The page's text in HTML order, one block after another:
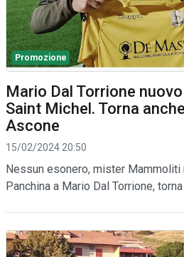
Promozione
Mario Dal Torrione
Saint Michel. Torna
Ascone
15/02/2024 20:50
Nessun esonero, mister
Panchina a Mario Dal Torrione,